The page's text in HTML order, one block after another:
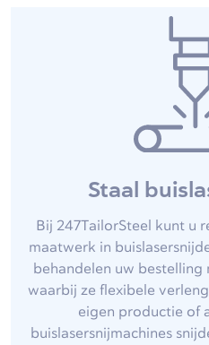
Staal
Bij 247TailorSteel kunt u
maatwerk in
behandelen uw bestelling
waarbij ze flexibele
eigen productie of
buislasersnijmachines